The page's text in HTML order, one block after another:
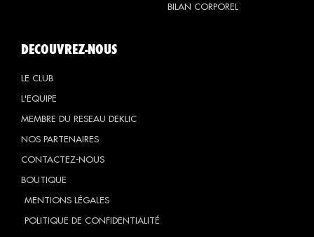
BILAN CORPOREL
DECOUVREZ-NOUS
LE CLUB
L'EQUIPE
MEMBRE DU RESEAU DEKLIC
NOS PARTENAIRES
CONTACTEZ-NOUS
BOUTIQUE
MENTIONS LÉGALES
POLITIQUE DE CONFIDENTIALITÉ